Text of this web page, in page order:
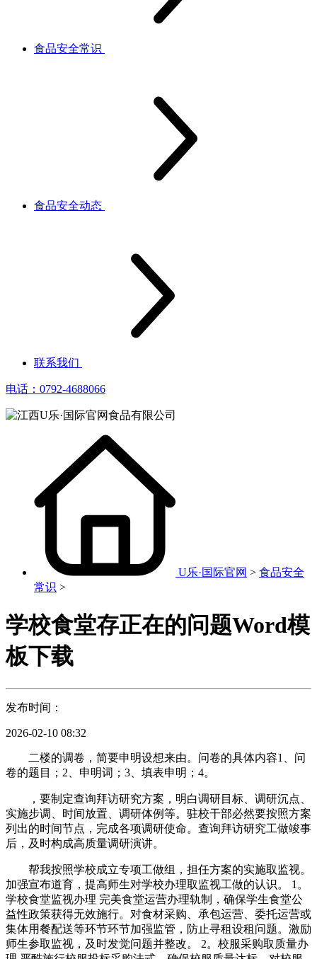
食品安全常识
食品安全动态
联系我们
电话：0792-4688066
U乐·国际官网 > 食品安全
常识 >
学校食堂存正在的问题Word模
板下载
发布时间：
2026-02-10 08:32
二楼的调卷，简要申明设想来由。问卷的具体内容1、问
卷的题目；2、申明词；3、填表申明；4。
，要制定查询拜访研究方案，明白调研目标、调研沉点、
实施步调、时间放置、调研体例等。驻校干部必然要按照方案
列出的时间节点，完成各项调研使命。查询拜访研究工做竣事
后，及时构成高质量调研演讲。
帮我按照学校成立专项工做组，担任方案的实施取监视。
加强宣布道育，提高师生对学校办理取监视工做的认识。 1。
学校食堂监视办理 完美食堂运营办理轨制，确保学生食堂公
益性政策获得无效施行。对食材采购、承包运营、委托运营或
集体用餐配送等环节环节加强监管，防止寻租设租问题。激励
师生参取监视，及时发觉问题并整改。 2。校服采购取质量办